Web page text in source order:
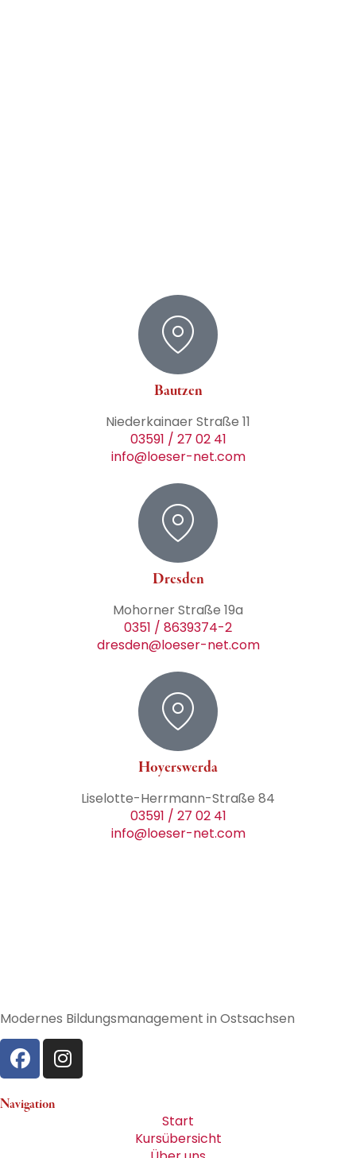
Bautzen
Niederkainaer Straße 11
03591 / 27 02 41
info@loeser-net.com
Dresden
Mohorner Straße 19a
0351 / 8639374-2
dresden@loeser-net.com
Hoyerswerda
Liselotte-Herrmann-Straße 84
03591 / 27 02 41
info@loeser-net.com
Modernes Bildungsmanagement in Ostsachsen
Navigation
Start
Kursübersicht